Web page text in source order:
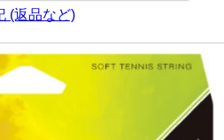
(返品など)